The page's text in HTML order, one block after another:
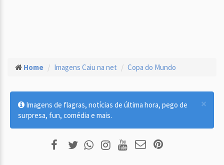
Home Imagens Caiu na net Copa do Mundo
×
Imagens de flagras, notícias de última hora, pego de
surpresa, fun, comédia e mais.